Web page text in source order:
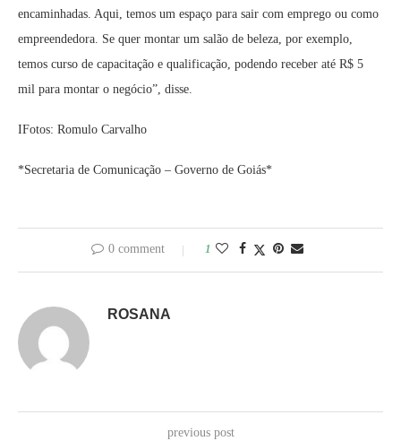
encaminhadas. Aqui, temos um espaço para sair com emprego ou como
empreendedora. Se quer montar um salão de beleza, por exemplo,
temos curso de capacitação e qualificação, podendo receber até R$ 5
mil para montar o negócio”, disse.
IFotos: Romulo Carvalho
*Secretaria de Comunicação – Governo de Goiás*
0 comment 1
ROSANA
previous post